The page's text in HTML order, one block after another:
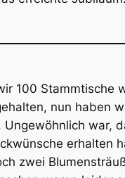
100 Stammtische
nun haben
Ungewöhnlich war,
erhalten
zwei